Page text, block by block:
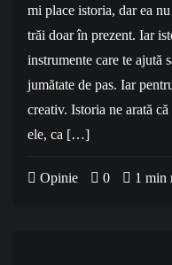
mi place istoria, dar ea
trăi doar în prezent. Iar
instrumente care te ajută
jumătate de pas. Iar
creativ. Istoria ne arată
ele, ca […]
Opinie 0 1 min